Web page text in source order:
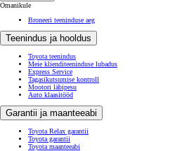
Omanikule
Broneeri teeninduse aeg
Teenindus ja hooldus
Toyota teenindus
Meie klienditeeninduse lubadus
Express Service
Tagasikutsumise kontroll
Mootori läbipesu
Auto klaasitööd
Garantii ja maanteeabi
Toyota Relax garantii
Toyota garantii
Toyota maanteeabi